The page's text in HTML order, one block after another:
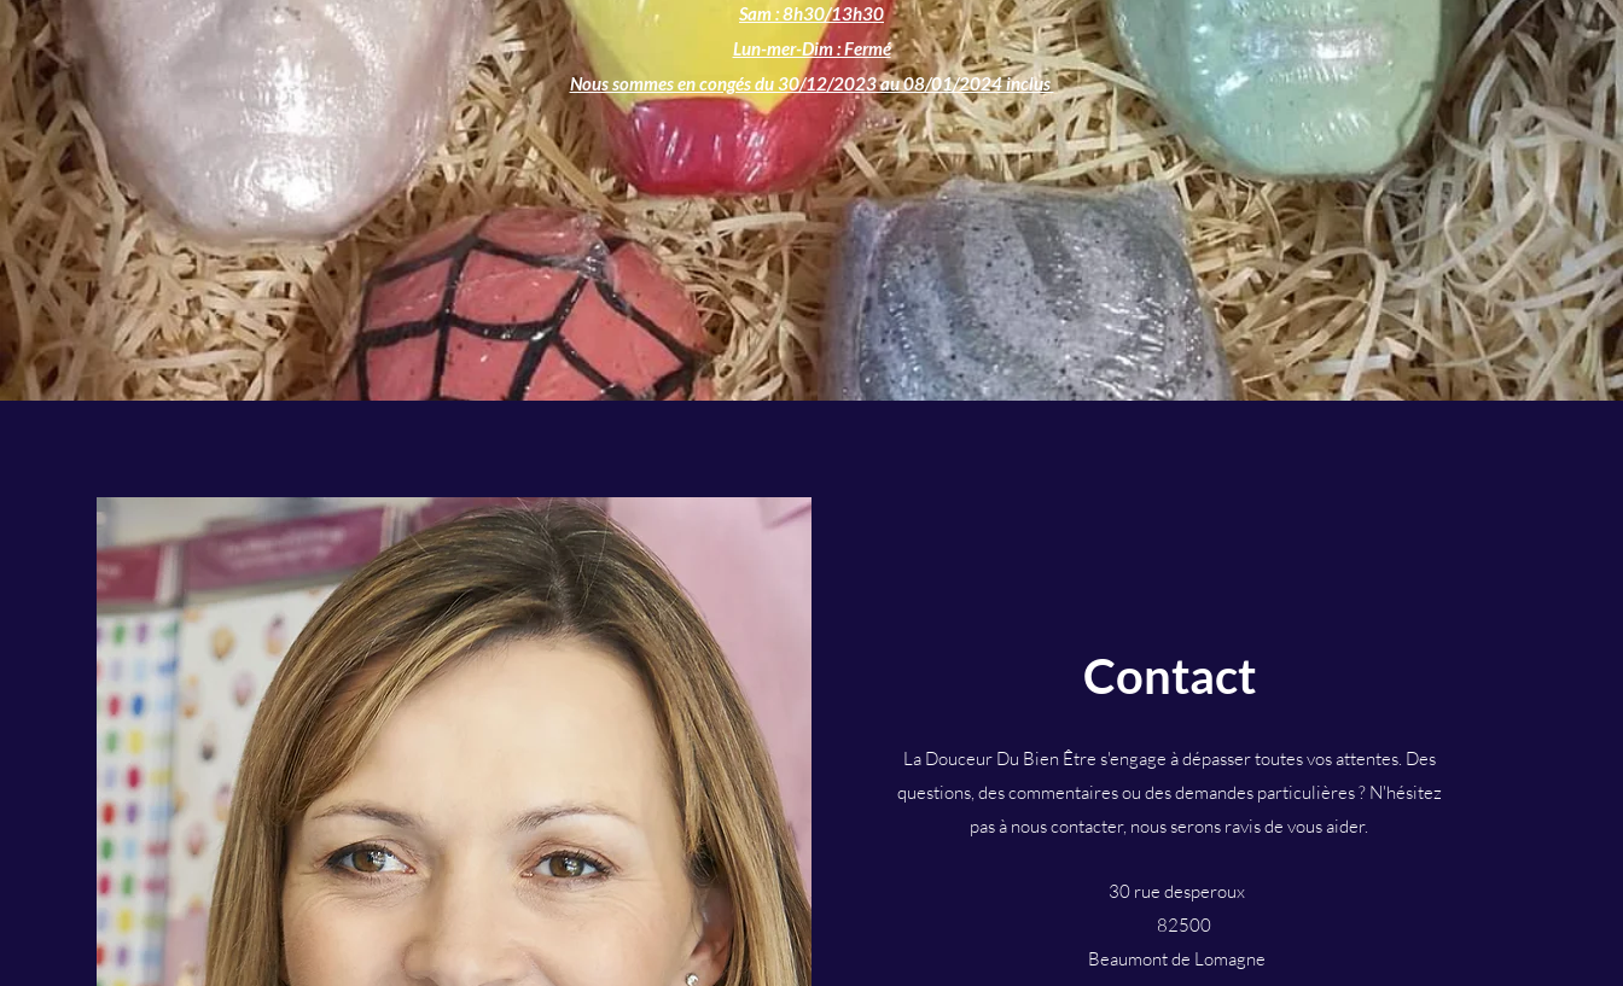
Sam : 8h30/13h30
Lun-mer-Dim : Fermé
Nous sommes en congés du 30/12/2023 au 08/01/2024 inclus
Contact
La Douceur Du Bien Être s'engage à dépasser toutes vos attentes. Des
questions, des commentaires ou des demandes particulières ? N'hésitez
pas à nous contacter, nous serons ravis de vous aider.
30 rue desperoux
82500
Beaumont de Lomagne